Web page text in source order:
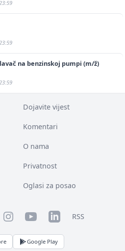
na benzinskoj pumpi (m/ž)
Dojavite vijest
Komentari
O nama
Privatnost
Oglasi za posao
InstagramYouTubeLinkedInRSS
Google Play